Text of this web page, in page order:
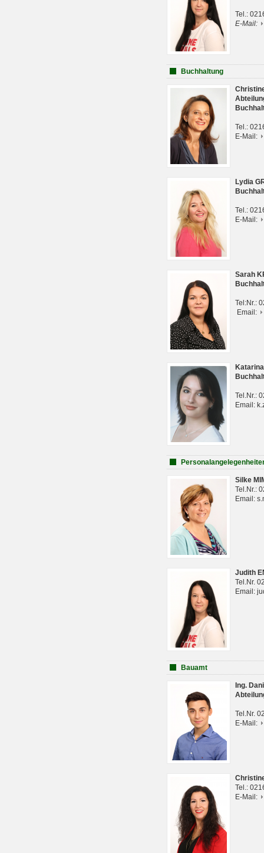
Tel.:
E-Mail:
Buchhaltung
Tel.:
E-Mail:
Lydia
Tel.:
E-Mail:
Sarah
Tel:Nr.:
Email:
Tel.Nr.:
Email:
Silke
Tel.Nr.:
Email:
Judith
Tel.Nr.
Email:
Bauamt
Ing.
Tel.Nr.
E-Mail:
Tel.:
E-Mail: